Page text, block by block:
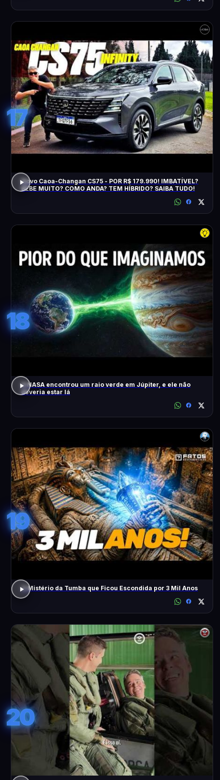
17
Novo Caoa-Changan CS75 - POR R$ 179.990! IMBATÍVEL?
BEBE MUITO? COMO ANDA? TEM HÍBRIDO? SAIBA TUDO!
18
A NASA encontrou um raio verde em Júpiter, e ele não
deveria estar lá
19
O Mistério da Tumba que Ficou Escondida por 3 Mil Anos
20